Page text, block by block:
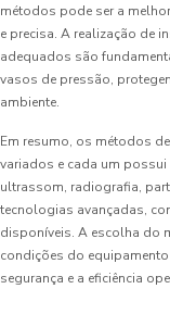
métodos pode ser a
e precisa. A realização de
adequados são
vasos de pressão,
ambiente.
Em resumo, os métodos
variados e cada um
ultrassom, radiografia,
tecnologias avançadas,
disponíveis. A escolha do
condições do
segurança e a eficiência